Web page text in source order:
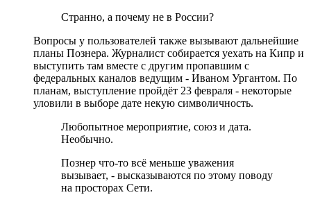
Странно, а почему не в России?
Вопросы у пользователей также вызывают дальнейшие
планы Познера. Журналист собирается уехать на Кипр и
выступить там вместе с другим пропавшим с
федеральных каналов ведущим - Иваном Ургантом. По
планам, выступление пройдёт 23 февраля - некоторые
уловили в выборе дате некую символичность.
Любопытное мероприятие, союз и дата.
Необычно.
Познер что-то всё меньше уважения
вызывает, - высказываются по этому поводу
на просторах Сети.